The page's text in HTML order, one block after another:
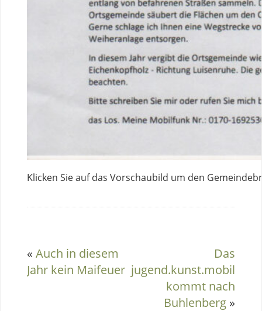
Klicken Sie auf das Vorschaubild um den
« Auch in diesem
Jahr kein Maifeuer
Das
jugend.kunst.mobil
kommt nach
Buhlenberg »